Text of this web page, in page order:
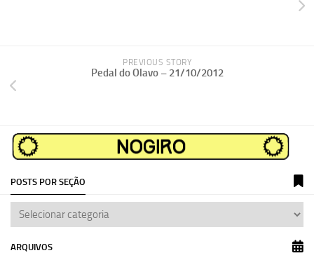
PREVIOUS STORY
Pedal do Olavo – 21/10/2012
POSTS POR SEÇÃO
ARQUIVOS